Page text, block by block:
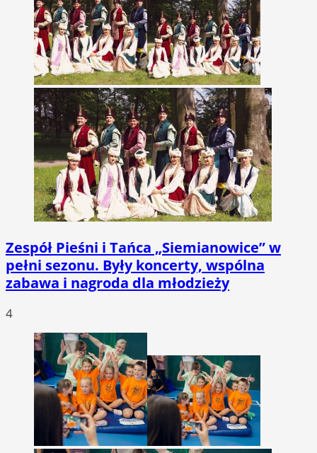
Zespół Pieśni i Tańca „Siemianowice” w
pełni sezonu. Były koncerty, wspólna
zabawa i nagroda dla młodzieży
4